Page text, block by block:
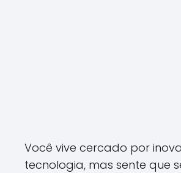
Você vive cercado por
tecnologia, mas sente que